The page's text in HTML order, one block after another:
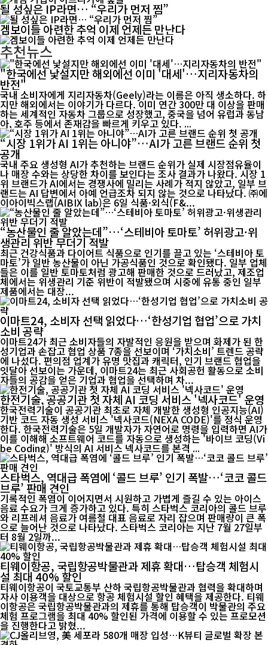
될 성싶은 IP라면… “우리가 먼저 찜”
겜보이들 아련한 추억 이제 언제든 만난다
추천뉴스
"한국에선 낯설지만 해외에선 이미 '대세'…지리자동차의
반전"
국내 소비자에게 지리자동차(Geely)라는 이름은 아직 생소하다. 하
지만 해외에서는 이야기가 다르다. 이미 연간 300만 대 이상을 판매
하는 세계적인 자동차 그룹으로 성장했고, 중국을 넘어 유럽과 동남
아, 호주 등에서 존재감을 빠르게 키우고 있다. ...
“시장 1위가 AI 1위는 아니야”…AI가 고른 브랜드 순위 첫
공개
국내 주요 생성형 AI가 추천하는 브랜드 순위가 실제 시장점유율이
나 매장 수와는 상당한 차이를 보인다는 조사 결과가 나왔다. 시장 1
위 브랜드가 AI에서는 경쟁사에 밀리는 사례가 적지 않았고, 일부 브
랜드는 AI 답변에서 아예 언급조차 되지 않는 것으로 나타났다. ㈜에
이아이빅스랩(AIBIX lab)은 6일 식품·외식(F&...
“농산물인 줄 알았는데”…‘스테비아 토마토’ 허위광고·위
생관리 위반 무더기 적발
최근 건강식품과 다이어트 식품으로 인기를 끌고 있는 ‘스테비아 토
마토’가 일반 농산물이 아닌 가공식품인 것으로 확인됐다. 일부 업체
들은 이를 일반 토마토처럼 광고해 판매한 것으로 드러났고, 제조업
체에서는 위생관리 기준 위반이 적발됐으며 시중에 유통 중인 일부
제품에서는 대장...
이마트24, 소비자 선택 읽었다…‘한성기업 협업’으로 가치
소비 공략
이마트24가 최근 소비자들의 자발적인 응원을 받으며 화제가 된 한
성기업과 손잡고 협업 상품 7종을 선보이며 ‘가치소비’ 트렌드 공략
에 나섰다. 편의점 업계가 유명 맛집과 캐릭터, 인기 브랜드 협업을
잇달아 선보이는 가운데, 이마트24는 최근 사회공헌 활동으로 소비
자들의 공감을 얻은 기업과 협업을 선택하며 차...
한전기술, 공공기관 첫 자체 AI 코딩 서비스 '넥사코드' 운영
한국전력기술이 공공기관 최초로 자체 개발한 생성형 인공지능(AI)
기반 코드 자동 생성 서비스 '넥사코드(NEXA CODE)'를 정식 운영
한다. 한국전력기술은 5일 개발자가 자연어로 명령을 입력하면 AI가
이를 이해해 소프트웨어 코드를 자동으로 생성하는 '바이브 코딩(Vi
be Coding)' 방식의 AI 서비스 넥사코드를 본격 ...
스타벅스, 역대급 폭염에 ‘콜드 브루’ 인기 폭발…‘코코 콜드
브루’ 판매 견인
기록적인 폭염이 이어지면서 시원하고 가볍게 즐길 수 있는 아이스
음료 수요가 크게 증가하고 있다. 특히 스타벅스 코리아의 콜드 브루
와 리프레셔 음료가 여름철 대표 음료로 자리 잡으며 판매량이 큰 폭
으로 늘어난 것으로 나타났다. 스타벅스 코리아는 지난 7월 27일부
터 8월 2일까...
티웨이항공, 국립항공박물관과 제휴 확대…탑승객 체험시
설 최대 40% 할인
티웨이항공이 국토교통부 산하 국립항공박물관과 협력을 확대하며
자사 이용객을 대상으로 항공 체험시설 할인 혜택을 제공한다. 티웨
이항공은 국립항공박물관과의 제휴를 통해 탑승객이 박물관의 주요
체험 프로그램을 최대 40% 할인된 가격에 이용할 수 있는 프로모션
을 진행한다고 밝혔...